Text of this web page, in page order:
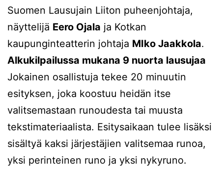
Suomen Lausujain Liiton puheenjohtaja,
näyttelijä Eero Ojala ja Kotkan
kaupunginteatterin johtaja MIko Jaakkola.
Alkukilpailussa mukana 9 nuorta lausujaa
Jokainen osallistuja tekee 20 minuutin
esityksen, joka koostuu heidän itse
valitsemastaan runoudesta tai muusta
tekstimateriaalista. Esitysaikaan tulee lisäksi
sisältyä kaksi järjestäjien valitsemaa runoa,
yksi perinteinen runo ja yksi nykyruno.